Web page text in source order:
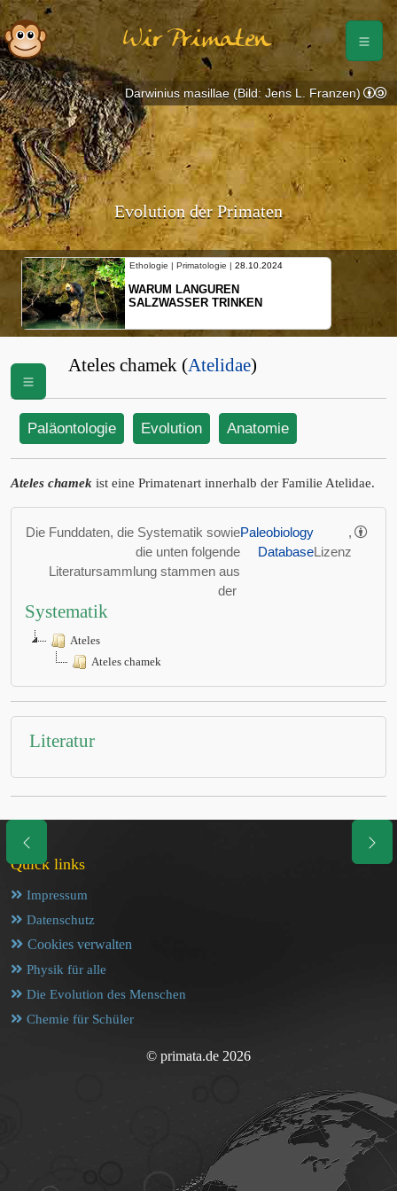
Wir Primaten
Evolution der Primaten
Ethologie | Primatologie | 28.10.2024
WARUM LANGUREN
SALZWASSER TRINKEN
Darwinius masillae (Bild: Jens L. Franzen)
Ateles chamek (Atelidae)
Paläontologie Evolution Anatomie
Ateles chamek ist eine Primatenart innerhalb der Familie Atelidae.
Die Funddaten, die Systematik sowie
die unten folgende
Literatursammlung stammen aus
der
Paleobiology
Database
,
Lizenz
Systematik
Ateles
Ateles chamek
Literatur
Quick links
Impressum
Datenschutz
Cookies verwalten
Physik für alle
Die Evolution des Menschen
Chemie für Schüler
© primata.de 2026